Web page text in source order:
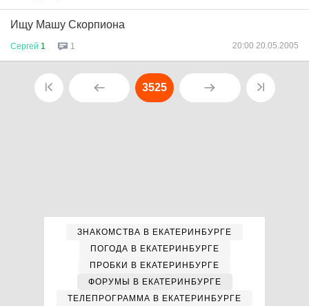
Ищу Машу Скорпиона
Сергей 1 1 20:00 20.05.2005
3525
ЗНАКОМСТВА В ЕКАТЕРИНБУРГЕ
ПОГОДА В ЕКАТЕРИНБУРГЕ
ПРОБКИ В ЕКАТЕРИНБУРГЕ
ФОРУМЫ В ЕКАТЕРИНБУРГЕ
ТЕЛЕПРОГРАММА В ЕКАТЕРИНБУРГЕ